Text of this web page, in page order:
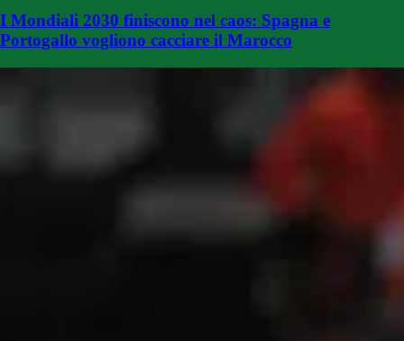
I Mondiali 2030 finiscono nel caos: Spagna e
Portogallo vogliono cacciare il Marocco